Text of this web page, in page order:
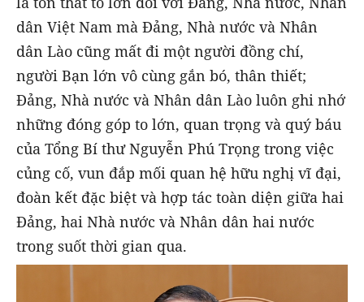
dân Việt Nam mà Đảng, Nhà nước và Nhân
dân Lào cũng mất đi một người đồng chí,
người Bạn lớn vô cùng gắn bó, thân thiết;
Đảng, Nhà nước và Nhân dân Lào luôn ghi nhớ
những đóng góp to lớn, quan trọng và quý báu
của Tổng Bí thư Nguyễn Phú Trọng trong việc
củng cố, vun đắp mối quan hệ hữu nghị vĩ đại,
đoàn kết đặc biệt và hợp tác toàn diện giữa hai
Đảng, hai Nhà nước và Nhân dân hai nước
trong suốt thời gian qua.